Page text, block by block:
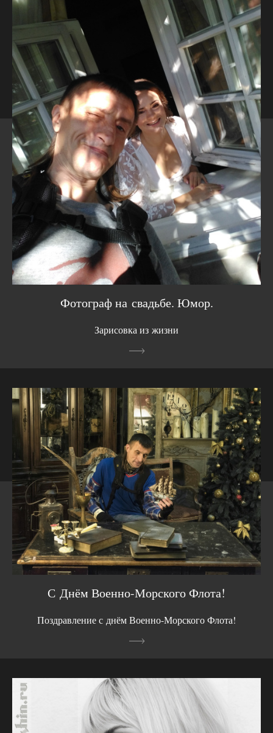
Фотограф на свадьбе. Юмор.
Зарисовка из жизни
С Днём Военно-Морского Флота!
Поздравление с днём Военно-Морского Флота!